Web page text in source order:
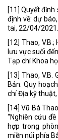
[11] Quyết
định về: dự
tai, 22/04/2021.
[12] Thao,
lưu vực suối
Tạp chí Khoa
[13] Thao,
Bản: Quy
chí Địa kỹ thuật,
[14] Vũ Bá
“Nghiên cứu
hợp trong
miền núi phía